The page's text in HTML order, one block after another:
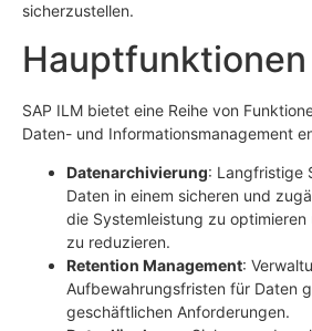
sicherzustellen.
Hauptfunktionen
SAP ILM bietet eine Reihe von
Daten- und Informationsmanagement
Datenarchivierung: Langfristige
Daten in einem sicheren und
die Systemleistung zu
zu reduzieren.
Retention Management:
Aufbewahrungsfristen für Daten
geschäftlichen Anforderungen.